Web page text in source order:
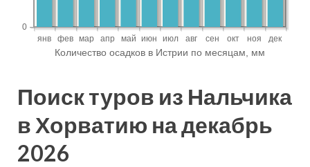
Поиск туров из Нальчика
в Хорватию на декабрь
2026